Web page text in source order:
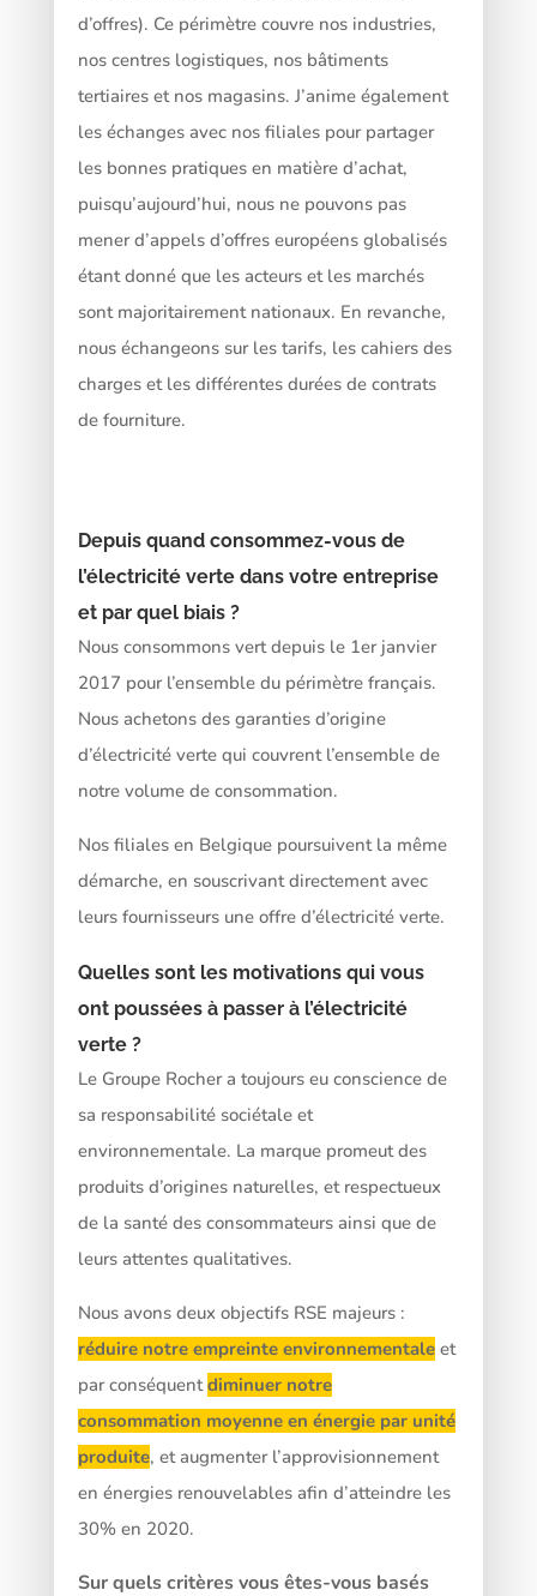
d’offres). Ce périmètre couvre nos industries,
nos centres logistiques, nos bâtiments
tertiaires et nos magasins. J’anime également
les échanges avec nos filiales pour partager
les bonnes pratiques en matière d’achat,
puisqu’aujourd’hui, nous ne pouvons pas
mener d’appels d’offres européens globalisés
étant donné que les acteurs et les marchés
sont majoritairement nationaux. En revanche,
nous échangeons sur les tarifs, les cahiers des
charges et les différentes durées de contrats
de fourniture.
Depuis quand consommez-vous de
l’électricité verte dans votre entreprise
et par quel biais ?
Nous consommons vert depuis le 1er janvier
2017 pour l’ensemble du périmètre français.
Nous achetons des garanties d’origine
d’électricité verte qui couvrent l’ensemble de
notre volume de consommation.
Nos filiales en Belgique poursuivent la même
démarche, en souscrivant directement avec
leurs fournisseurs une offre d’électricité verte.
Quelles sont les motivations qui vous
ont poussées à passer à l’électricité
verte ?
Le Groupe Rocher a toujours eu conscience de
sa responsabilité sociétale et
environnementale. La marque promeut des
produits d’origines naturelles, et respectueux
de la santé des consommateurs ainsi que de
leurs attentes qualitatives.
Nous avons deux objectifs RSE majeurs :
réduire notre empreinte environnementaleet
par conséquentdiminuer notre
consommation moyenne en énergie par unité
produite, et augmenter l’approvisionnement
en énergies renouvelables afin d’atteindre les
30% en 2020.
Sur quels critères vous êtes-vous basés